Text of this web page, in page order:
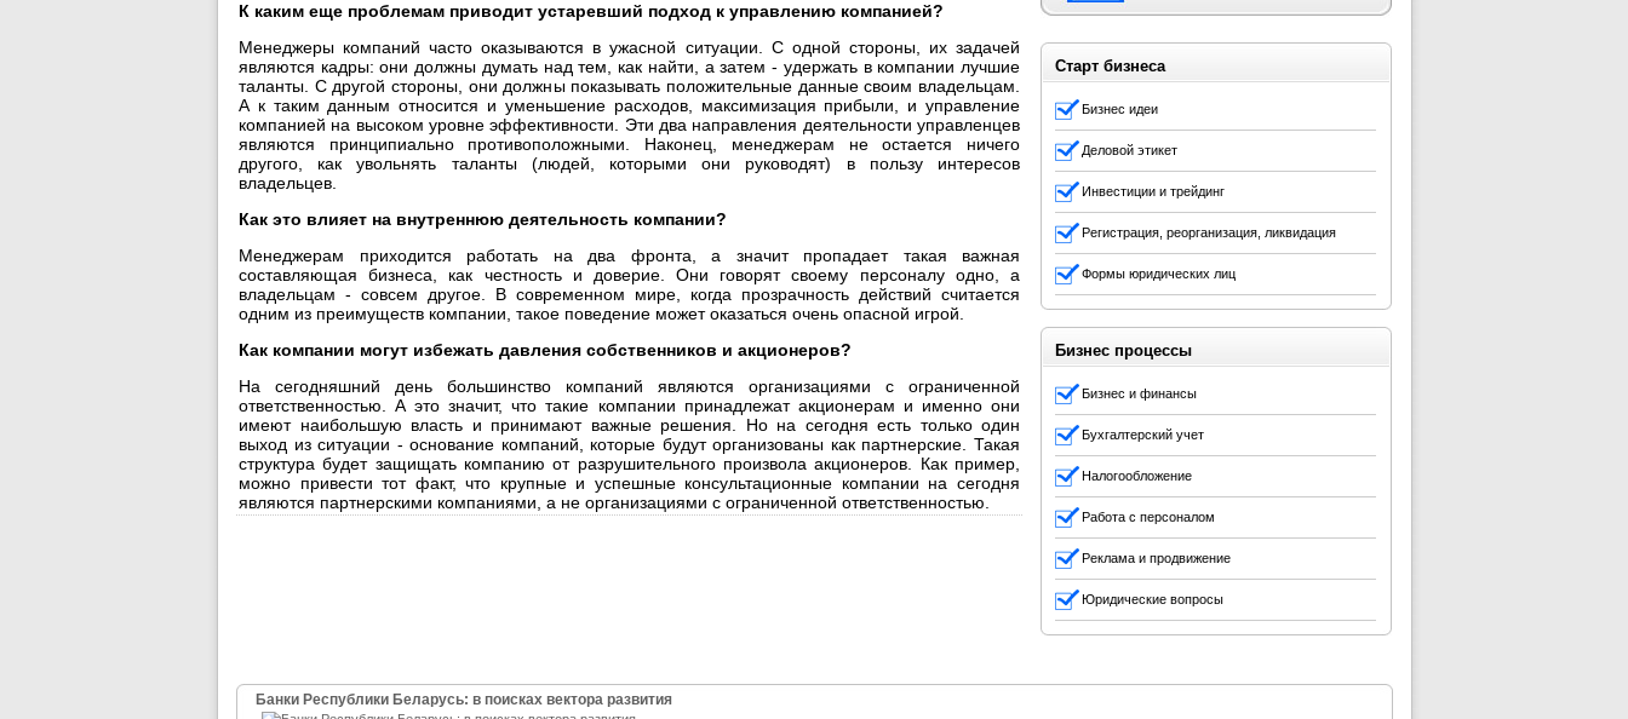
К каким еще проблемам приводит устаревший подход к управлению компанией?
Менеджеры компаний часто оказываются в ужасной ситуации. С одной стороны, их задачей
являются кадры: они должны думать над тем, как найти, а затем - удержать в компании лучшие
таланты. С другой стороны, они должны показывать положительные данные своим владельцам.
А к таким данным относится и уменьшение расходов, максимизация прибыли, и управление
компанией на высоком уровне эффективности. Эти два направления деятельности управленцев
являются принципиально противоположными. Наконец, менеджерам не остается ничего
другого, как увольнять таланты (людей, которыми они руководят) в пользу интересов
владельцев.
Как это влияет на внутреннюю деятельность компании?
Менеджерам приходится работать на два фронта, а значит пропадает такая важная
составляющая бизнеса, как честность и доверие. Они говорят своему персоналу одно, а
владельцам - совсем другое. В современном мире, когда прозрачность действий считается
одним из преимуществ компании, такое поведение может оказаться очень опасной игрой.
Как компании могут избежать давления собственников и акционеров?
На сегодняшний день большинство компаний являются организациями с ограниченной
ответственностью. А это значит, что такие компании принадлежат акционерам и именно они
имеют наибольшую власть и принимают важные решения. Но на сегодня есть только один
выход из ситуации - основание компаний, которые будут организованы как партнерские. Такая
структура будет защищать компанию от разрушительного произвола акционеров. Как пример,
можно привести тот факт, что крупные и успешные консультационные компании на сегодня
являются партнерскими компаниями, а не организациями с ограниченной ответственностью.
Старт бизнеса
Бизнес идеи
Деловой этикет
Инвестиции и трейдинг
Регистрация, реорганизация, ликвидация
Формы юридических лиц
Бизнес процессы
Бизнес и финансы
Бухгалтерский учет
Налогообложение
Работа с персоналом
Реклама и продвижение
Юридические вопросы
Банки Республики Беларусь: в поисках вектора развития